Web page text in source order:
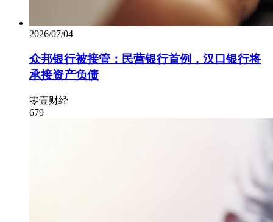
2026/07/04
众邦银行被接管：民营银行首例，汉口银行将
承接资产负债
零壹财经
679